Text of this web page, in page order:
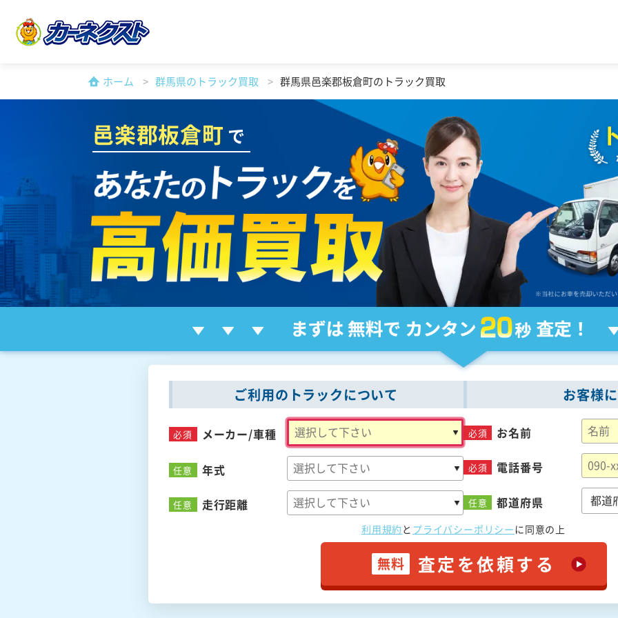
ホーム 群馬県のトラック買取 群馬県邑楽郡板倉町のトラック買取
邑楽郡板倉町 で
ご利用のトラックについて
必須 メーカー/車種
任意 年式
任意 走行距離
お客様
必須 お名前
必須 電話番号
任意 都道府県
利用規約 と プライバシーポリシーに同意の上
無料 査定を依頼する